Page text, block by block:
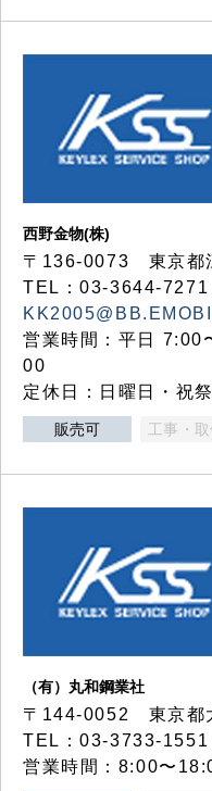
西野金物(株)
〒136-0073 東京都
TEL：
営業時間：平日
00
定休日：日曜日・祝祭
販売可 工事・
（有）丸和鋼業社
〒144-0052 東京都
TEL：03-3733-
営業時間：8:00〜